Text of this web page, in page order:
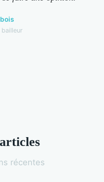
récentes